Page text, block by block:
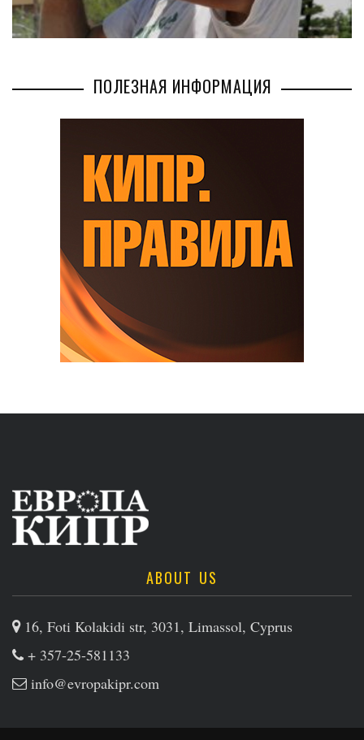
ПОЛЕЗНАЯ ИНФОРМАЦИЯ
ABOUT US
16, Foti Kolakidi str, 3031, Limassol, Cyprus
+ 357-25-581133
info@evropakipr.com